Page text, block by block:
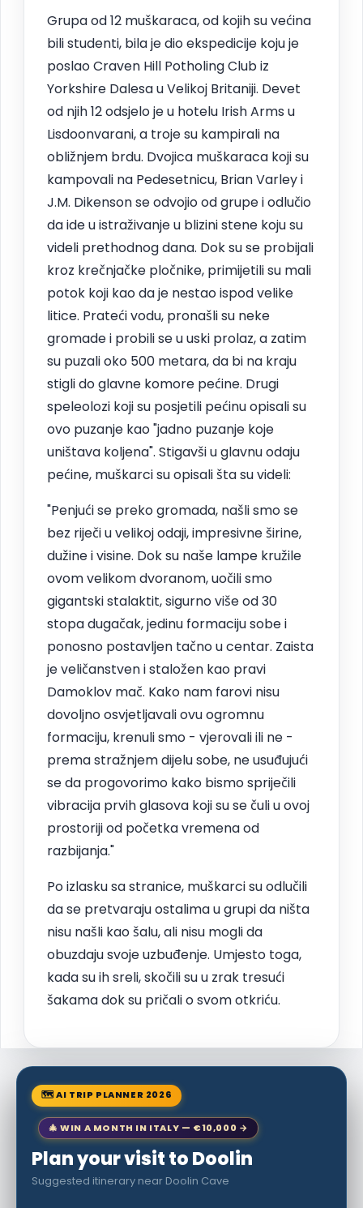
Grupa od 12 muškaraca, od kojih su većina
bili studenti, bila je dio ekspedicije koju je
poslao Craven Hill Potholing Club iz
Yorkshire Dalesa u Velikoj Britaniji. Devet
od njih 12 odsjelo je u hotelu Irish Arms u
Lisdoonvarani, a troje su kampirali na
obližnjem brdu. Dvojica muškaraca koji su
kampovali na Pedesetnicu, Brian Varley i
J.M. Dikenson se odvojio od grupe i odlučio
da ide u istraživanje u blizini stene koju su
videli prethodnog dana. Dok su se probijali
kroz krečnjačke pločnike, primijetili su mali
potok koji kao da je nestao ispod velike
litice. Prateći vodu, pronašli su neke
gromade i probili se u uski prolaz, a zatim
su puzali oko 500 metara, da bi na kraju
stigli do glavne komore pećine. Drugi
speleolozi koji su posjetili pećinu opisali su
ovo puzanje kao "jadno puzanje koje
uništava koljena". Stigavši u glavnu odaju
pećine, muškarci su opisali šta su videli:
"Penjući se preko gromada, našli smo se
bez riječi u velikoj odaji, impresivne širine,
dužine i visine. Dok su naše lampe kružile
ovom velikom dvoranom, uočili smo
gigantski stalaktit, sigurno više od 30
stopa dugačak, jedinu formaciju sobe i
ponosno postavljen tačno u centar. Zaista
je veličanstven i staložen kao pravi
Damoklov mač. Kako nam farovi nisu
dovoljno osvjetljavali ovu ogromnu
formaciju, krenuli smo - vjerovali ili ne -
prema stražnjem dijelu sobe, ne usuđujući
se da progovorimo kako bismo spriječili
vibracija prvih glasova koji su se čuli u ovoj
prostoriji od početka vremena od
razbijanja."
Po izlasku sa stranice, muškarci su odlučili
da se pretvaraju ostalima u grupi da ništa
nisu našli kao šalu, ali nisu mogli da
obuzdaju svoje uzbuđenje. Umjesto toga,
kada su ih sreli, skočili su u zrak tresući
šakama dok su pričali o svom otkriću.
🗺 AI TRIP PLANNER 2026
🎄 WIN A MONTH IN ITALY — €10,000 →
Plan your visit to Doolin
Suggested itinerary near Doolin Cave